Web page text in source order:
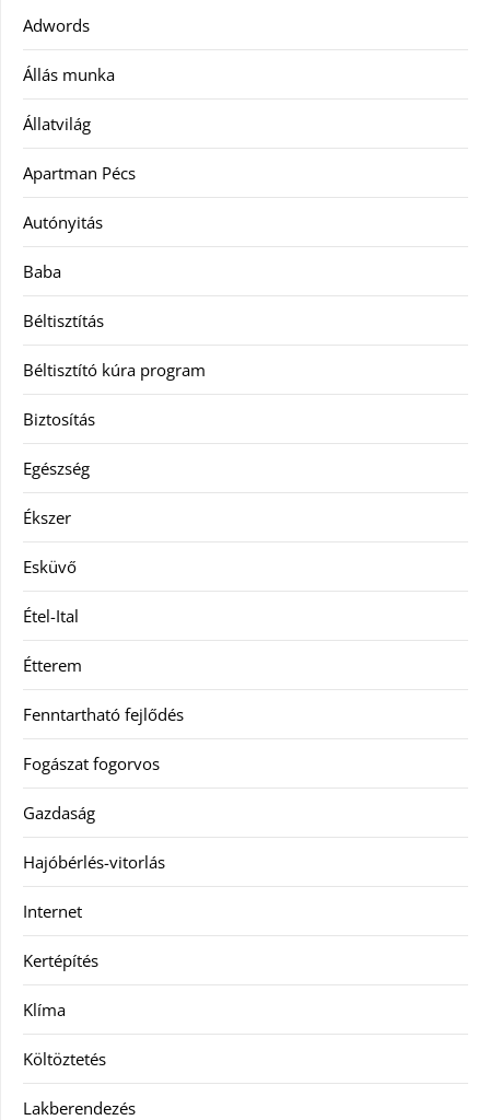
Adwords
Állás munka
Állatvilág
Apartman Pécs
Autónyitás
Baba
Béltisztítás
Béltisztító kúra program
Biztosítás
Egészség
Ékszer
Esküvő
Étel-Ital
Étterem
Fenntartható fejlődés
Fogászat fogorvos
Gazdaság
Hajóbérlés-vitorlás
Internet
Kertépítés
Klíma
Költöztetés
Lakberendezés